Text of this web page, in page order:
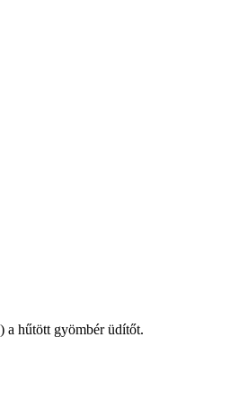
a hűtött gyömbér üdítőt.